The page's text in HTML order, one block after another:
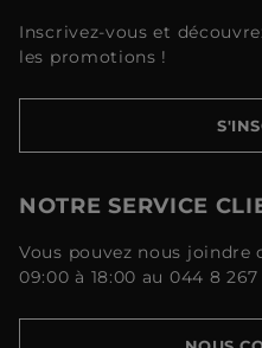
Inscrivez-vous et
les promotions !
NOTRE SERVICE
Vous pouvez nous joindre
09:00 à 18:00 au 044 8 267